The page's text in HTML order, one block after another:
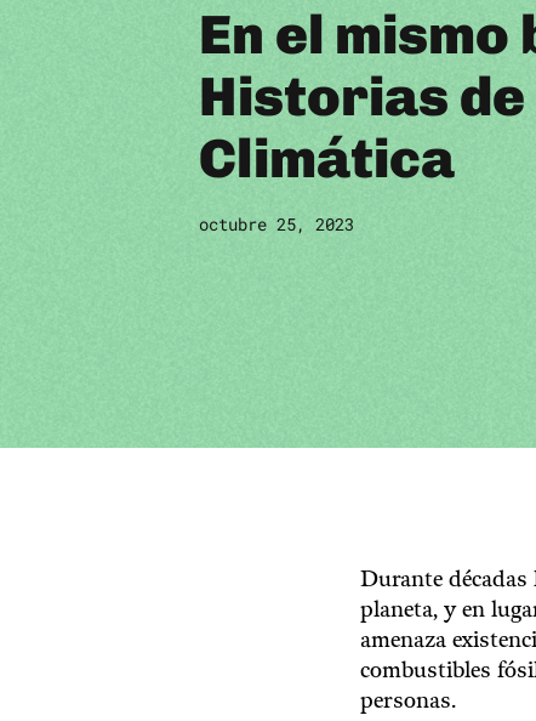
En el mismo
Historias
Climática
octubre 25, 2023
Durante
planeta, y en
amenaza
combustibles
personas.